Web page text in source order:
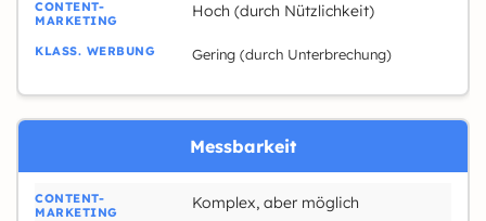
Hoch (durch Nützlichkeit)
Gering (durch Unterbrechung)
Messbarkeit
Komplex, aber möglich